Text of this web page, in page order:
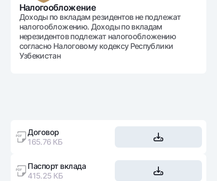
Налогообложение
Доходы по вкладам резидентов не подлежат
налогообложению. Доходы по вкладам
нерезидентов подлежат налогообложению
согласно Налоговому кодексу Республики
Узбекистан
Договор
165.76 КБ
Паспорт вклада
415.25 КБ